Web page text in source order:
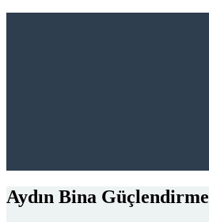
Aydın Bina Güçlendirme